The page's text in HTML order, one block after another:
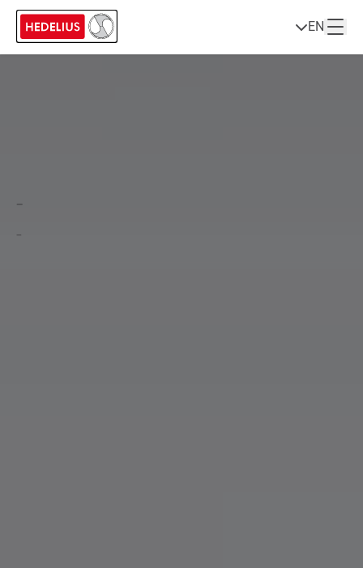
EN
-
-